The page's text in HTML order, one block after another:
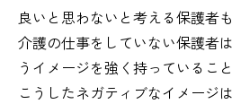
良いと思わないと考える保護者
介護の仕事をしていない保護者
うイメージを強く持っているこ
こうしたネガティブなイメージ